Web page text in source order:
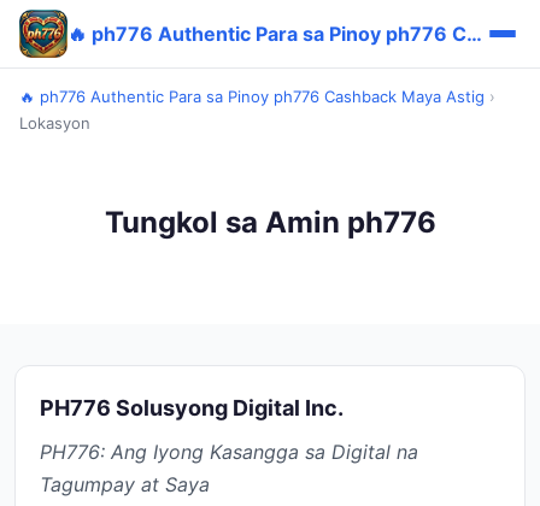
🔥 ph776 Authentic Para sa Pinoy ph776 Cashback Maya Astig
🔥 ph776 Authentic Para sa Pinoy ph776 Cashback Maya Astig ›
Lokasyon
Tungkol sa Amin ph776
PH776 Solusyong Digital Inc.
PH776: Ang Iyong Kasangga sa Digital na
Tagumpay at Saya